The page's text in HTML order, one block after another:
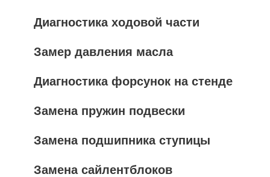
Диагностика ходовой части
Замер давления масла
Диагностика форсунок на стенде
Замена пружин подвески
Замена подшипника ступицы
Замена сайлентблоков